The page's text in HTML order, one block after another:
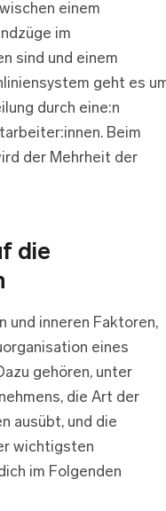
einem
im
sind und einem
geht es
durch eine:n
Beim
der Mehrheit der
die
und inneren Faktoren,
eines
gehören, unter
die Art der
ausübt, und die
wichtigsten
im Folgenden